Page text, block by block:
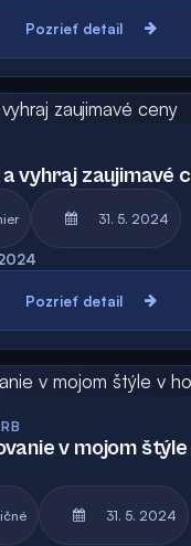
Pozrieť detail
vyhraj zaujimavé
31. 5. 2024
Pozrieť detail
v mojom
31. 5. 2024